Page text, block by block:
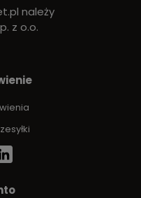
należy
z o.o.